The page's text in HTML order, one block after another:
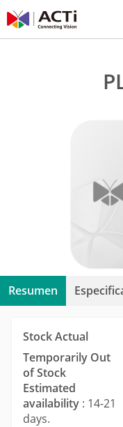
Resumen
Stock Actual
Temporarily Out
of Stock
Estimated
availability : 14-21
days.